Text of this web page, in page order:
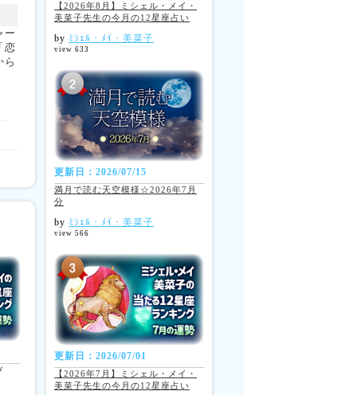
ー
恋
ら
【2026年8月】ミシェル・メイ・
美菜子先生の今月の12星座占い
by ﾐｼｪﾙ・ﾒｲ・美菜子
view 633
更新日：2026/07/15
満月で読む天空模様☆2026年7月
分
by ﾐｼｪﾙ・ﾒｲ・美菜子
view 566
更新日：2026/07/01
【2026年7月】ミシェル・メイ・
美菜子先生の今月の12星座占い